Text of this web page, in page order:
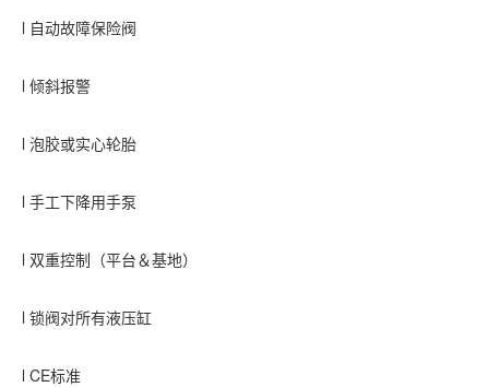
l 自动故障保险阀
l 倾斜报警
l 泡胶或实心轮胎
l 手工下降用手泵
l 双重控制（平台＆基地）
l 锁阀对所有液压缸
l CE标准